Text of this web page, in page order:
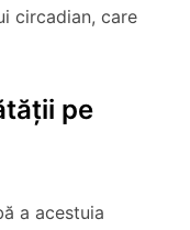
circadian, care
pe
a acestuia